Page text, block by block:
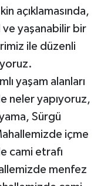
açıklamasında,
yaşanabilir bir
ile düzenli
yaşam alanları
neler yapıyoruz,
Sürgü
içme
cami etrafı
menfez